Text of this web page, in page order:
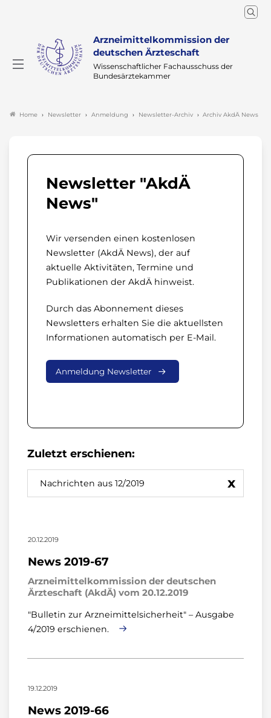
Arzneimittelkommission der
deutschen Ärzteschaft
Wissenschaftlicher Fachausschuss der
Bundesärztekammer
Home Newsletter Anmeldung Newsletter-Archiv Archiv AkdÄ News
Newsletter "AkdÄ
News"
Wir versenden einen kostenlosen
Newsletter (AkdÄ News), der auf
aktuelle Aktivitäten, Termine und
Publikationen der AkdÄ hinweist.
Durch das Abonnement dieses
Newsletters erhalten Sie die aktuellsten
Informationen automatisch per E-Mail.
Anmeldung Newsletter
Zuletzt erschienen:
Nachrichten aus 12/2019 x
20.12.2019
News 2019-67
Arzneimittelkommission der deutschen
Ärzteschaft (AkdÄ) vom 20.12.2019
"Bulletin zur Arzneimittelsicherheit" – Ausgabe
4/2019 erschienen.
19.12.2019
News 2019-66